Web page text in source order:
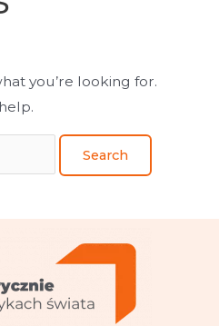
you’re looking for.